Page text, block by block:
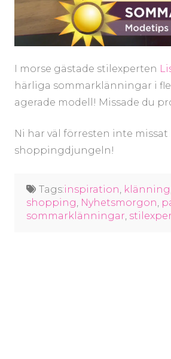
I morse gästade stilexperten
härliga sommarklänningar i
agerade modell! Missade du
Ni har väl förresten inte
shoppingdjungeln!
Tags:inspiration klänning
shopping Nyhetsmorgon
sommarklänningar